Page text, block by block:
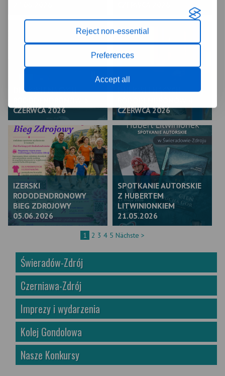
Reject non-essential
Preferences
Accept all
DNI KWITNĄCYCH
CZERWCA 2026
DNI KWITNĄCYCH
CZERWCA 2026
IZERSKI
RODODENDRONOWY
BIEG ZDROJOWY
05.06.2026
SPOTKANIE AUTORSKIE
Z HUBERTEM
LITWINIONKIEM
21.05.2026
1 2 3 4 5 Nächste >
Świeradów-Zdrój
Czerniawa-Zdrój
Imprezy i wydarzenia
Kolej Gondolowa
Nasze Konkursy